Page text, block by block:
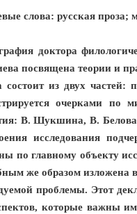
слова: русская
доктора
посвящена теории и
состоит из двух частей:
очерками по
В. Шукшина, В.
исследования
по главному объекту
же образом изложена
проблемы. Этот
которые важны